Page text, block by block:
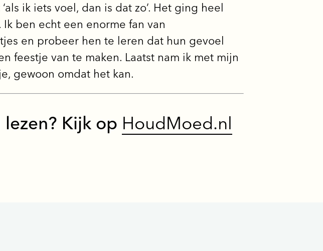
ik iets voel, dan is dat zo’. Het ging heel
ben echt een enorme fan van
en probeer hen te leren dat hun gevoel
feestje van te maken. Laatst nam ik met mijn
gewoon omdat het kan.
Kijk op HoudMoed.nl